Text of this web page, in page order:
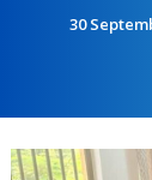
30